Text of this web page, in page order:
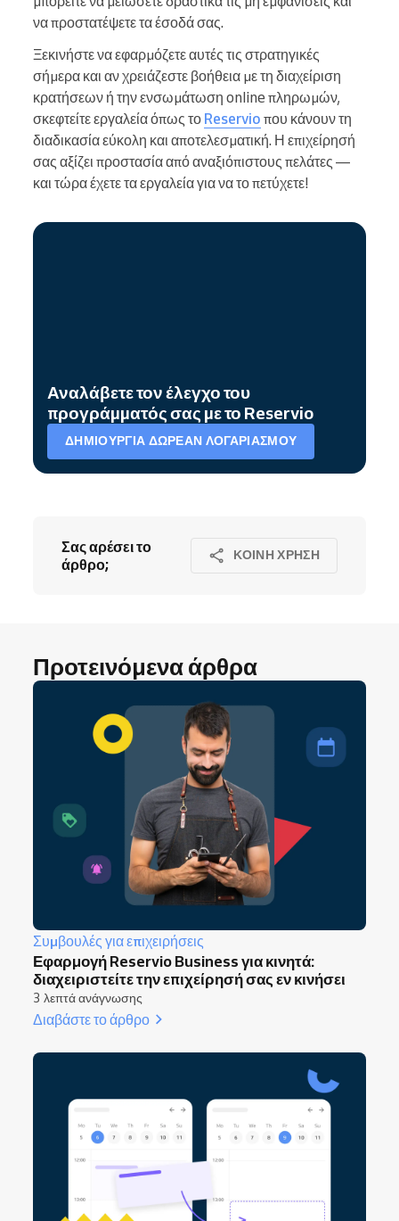
να προστατέψετε τα έσοδά σας.
Ξεκινήστε να εφαρμόζετε αυτές τις στρατηγικές
σήμερα και αν χρειάζεστε βοήθεια με τη διαχείριση
κρατήσεων ή την ενσωμάτωση online πληρωμών,
σκεφτείτε εργαλεία όπως το Reservio που κάνουν τη
διαδικασία εύκολη και αποτελεσματική. Η επιχείρησή
σας αξίζει προστασία από αναξιόπιστους πελάτες —
και τώρα έχετε τα εργαλεία για να το πετύχετε!
Αναλάβετε τον έλεγχο του
προγράμματός σας με το Reservio
ΔΗΜΙΟΥΡΓΊΑ ΔΩΡΕΆΝ ΛΟΓΑΡΙΑΣΜΟΎ
Σας αρέσει το
άρθρο;
ΚΟΙΝΉ ΧΡΉΣΗ
Προτεινόμενα άρθρα
Συμβουλές για επιχειρήσεις
Εφαρμογή Reservio Business για κινητά:
διαχειριστείτε την επιχείρησή σας εν κινήσει
3 λεπτά ανάγνωσης
Διαβάστε το άρθρο